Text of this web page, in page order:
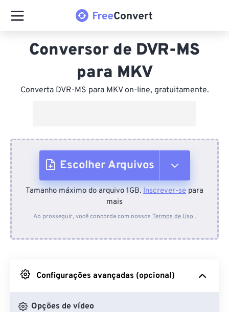
Conversor de DVR-MS
para MKV
Converta DVR-MS para MKV on-line, gratuitamente.
Escolher Arquivos
Do dispositivo
Do Google Drive
Do OneDrive
Tamanho máximo do arquivo 1GB. Inscrever-se para
mais
Ao prosseguir, você concorda com nossos Termos de Uso .
Configurações avançadas (opcional)
Opções de vídeo